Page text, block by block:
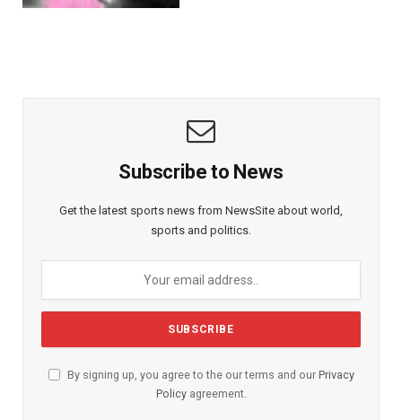
Subscribe to News
Get the latest sports news from NewsSite about world,
sports and politics.
By signing up, you agree to the our terms and our Privacy
Policyagreement.